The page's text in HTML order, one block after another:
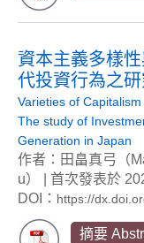
資本主義多樣
代投資行為之
Varieties of
The study of
Generation in Japan
作者：田畠真弓（
u） | 首次發表於
DOI： https://
摘要